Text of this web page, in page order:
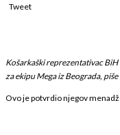
Tweet
Košarkaški reprezentativac
za ekipu Mega iz Beograda,
Ovo je potvrdio njegov